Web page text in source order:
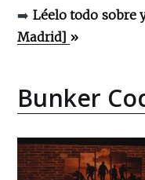
➡️ Léelo todo sobre
Madrid] »
Bunker